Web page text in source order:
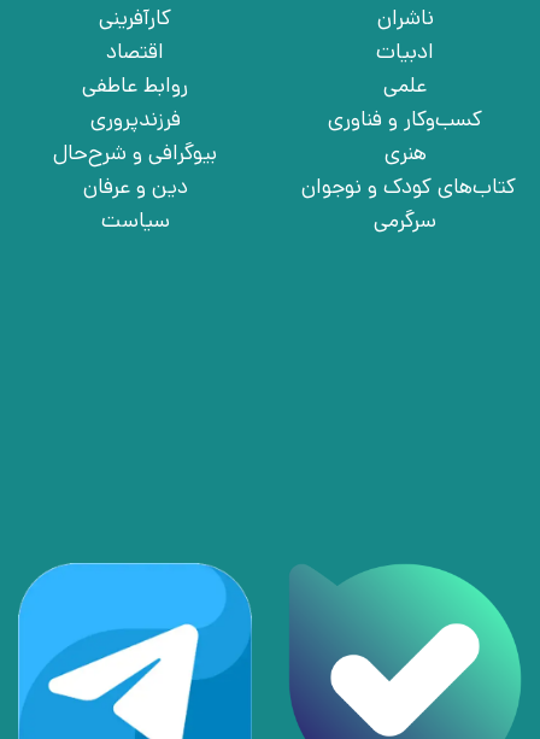
ناشران
ادبیات
علمی
کسب‌وکار و فناوری
هنری
کتاب‌های کودک و نوجوان
سرگرمی
کارآفرینی
اقتصاد
روابط عاطفی
فرزندپروری
بیوگرافی و شرح‌حال
دین و عرفان
سیاست